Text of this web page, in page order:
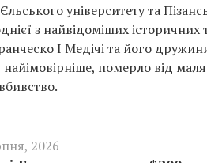
університету та
з найвідоміших
I Медічі та його
померло від
2026